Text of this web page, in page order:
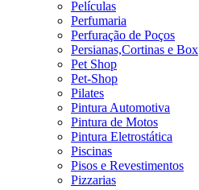
Películas
Perfumaria
Perfuração de Poços
Persianas,Cortinas e Box
Pet Shop
Pet-Shop
Pilates
Pintura Automotiva
Pintura de Motos
Pintura Eletrostática
Piscinas
Pisos e Revestimentos
Pizzarias